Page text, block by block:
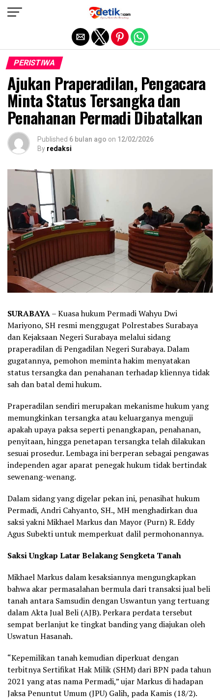
PERISTIWA
Ajukan Praperadilan, Pengacara
Minta Status Tersangka dan
Penahanan Permadi Dibatalkan
Published 6 bulan ago on 12/02/2026
By redaksi
SURABAYA– Kuasa hukum Permadi Wahyu Dwi
Mariyono, SH resmi menggugat Polrestabes Surabaya
dan Kejaksaan Negeri Surabaya melalui sidang
praperadilan di Pengadilan Negeri Surabaya. Dalam
gugatannya, pemohon meminta hakim menyatakan
status tersangka dan penahanan terhadap kliennya tidak
sah dan batal demi hukum.
Praperadilan sendiri merupakan mekanisme hukum yang
memungkinkan tersangka atau keluarganya menguji
apakah upaya paksa seperti penangkapan, penahanan,
penyitaan, hingga penetapan tersangka telah dilakukan
sesuai prosedur. Lembaga ini berperan sebagai pengawas
independen agar aparat penegak hukum tidak bertindak
sewenang-wenang.
Dalam sidang yang digelar pekan ini, penasihat hukum
Permadi, Andri Cahyanto, SH., MH menghadirkan dua
saksi yakni Mikhael Markus dan Mayor (Purn) R. Eddy
Agus Subekti untuk memperkuat dalil permohonannya.
Saksi Ungkap Latar Belakang Sengketa Tanah
Mikhael Markus dalam kesaksiannya mengungkapkan
bahwa akar permasalahan bermula dari transaksi jual beli
tanah antara Samsudin dengan Uswantun yang tertuang
dalam Akta Jual Beli (AJB). Perkara perdata tersebut
sempat berlanjut ke tingkat banding yang diajukan oleh
Uswatun Hasanah.
“Kepemilikan tanah kemudian diperkuat dengan
terbitnya Sertifikat Hak Milik (SHM) dari BPN pada tahun
2021 yang atas nama Permadi,” ujar Markus di hadapan
Jaksa Penuntut Umum (JPU) Galih, pada Kamis (18/2).
Exit mobile version